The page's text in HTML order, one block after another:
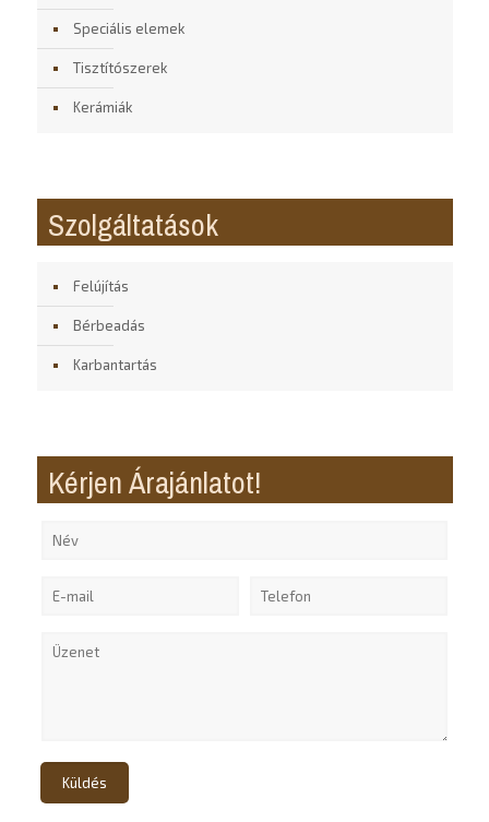
Speciális elemek
Tisztítószerek
Kerámiák
Szolgáltatások
Felújítás
Bérbeadás
Karbantartás
Kérjen Árajánlatot!